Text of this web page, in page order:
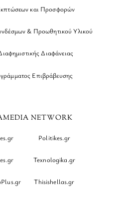
και Προσφορών
& Προωθητικού Υλικού
Διαφάνειας
Επιβράβευσης
NETWORK
Politikes.gr
Texnologika.gr
Thisishellas.gr